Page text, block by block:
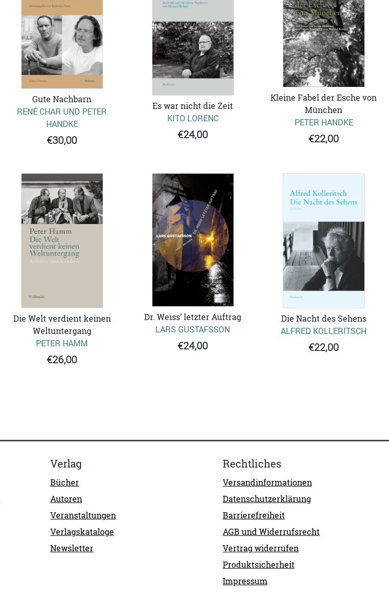
Gute Nachbarn
RENÉ CHAR UND PETER
HANDKE
€30,00
Es war nicht die Zeit
KITO LORENC
€24,00
Kleine Fabel der Esche von
München
PETER HANDKE
€22,00
Die Welt verdient keinen
Weltuntergang
PETER HAMM
€26,00
Dr. Weiss’ letzter Auftrag
LARS GUSTAFSSON
€24,00
Die Nacht des Sehens
ALFRED KOLLERITSCH
€22,00
Verlag
Bücher
Autoren
Veranstaltungen
Verlagskataloge
Newsletter
Rechtliches
Versandinformationen
Datenschutzerklärung
Barrierefreiheit
AGB und Widerrufsrecht
Vertrag widerrufen
Produktsicherheit
Impressum